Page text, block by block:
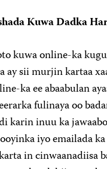
Kuwa Dadka
kuwa online-ka
ay sii murjin kartaa
ka ee abaabulan
fulinaya oo
karin inuu ka
iyo emailada
in cinwaanadiisa